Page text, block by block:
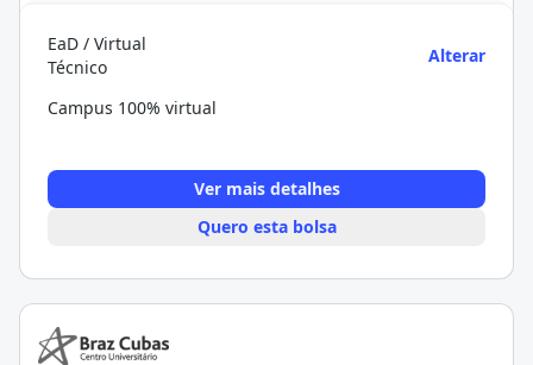
EaD / Virtual
Técnico
Alterar
Campus 100% virtual
Ver mais detalhes
Quero esta bolsa